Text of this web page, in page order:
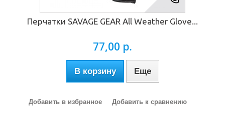
Перчатки SAVAGE GEAR All Weather Glove...
77,00 р.
В корзину Еще
Добавить в избранное Добавить к сравнению